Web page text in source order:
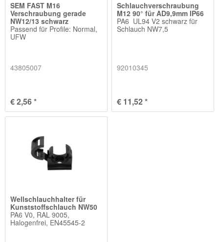
SEM FAST M16
Verschraubung gerade
NW12/13 schwarz
Passend für Profile: Normal,
UFW
43805007
€ 2,56 *
Schlauchverschraubung
M12 90° für AD9,9mm IP66
PA6 UL94 V2 schwarz für
Schlauch NW7,5
92010345
€ 11,52 *
Wellschlauchhalter für
Kunststoffschlauch NW50
PA6 V0, RAL 9005,
Halogenfrei, EN45545-2